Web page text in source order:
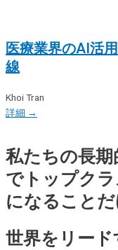
医療業界のAI活
線
Khoi Tran
詳細 →
私たちの長
でトップク
になることだ
世界をリード